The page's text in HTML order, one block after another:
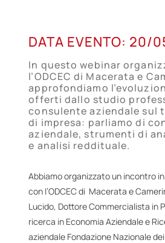
20
MAG
DATA EVENTO: 20/
In questo webinar
l’ODCEC di Macerata e
approfondiamo
offerti dallo studio
consulente aziendale sul
di impresa: parliamo di
aziendale, strumenti di
e analisi reddituale.
Abbiamo organizzato un incontro
con l’ODCEC di Macerata e
Lucido, Dottore Commercialista in
ricerca in Economia Aziendale e
aziendale Fondazione Nazionale